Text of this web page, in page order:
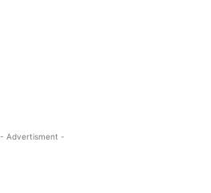
- Advertisment -